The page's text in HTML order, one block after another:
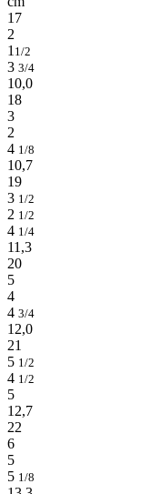
17
2
1 1/2
3 3/4
10,0
18
3
2
4 1/8
10,7
19
3 1/2
2 1/2
4 1/4
11,3
20
5
4
4 3/4
12,0
21
5 1/2
4 1/2
5
12,7
22
6
5
5 1/8